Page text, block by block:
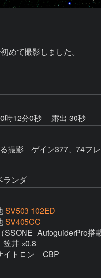
めて撮影しました。
時12分0秒
露出 30秒
撮影 ゲイン377、74フ
ランダ
SV503 102ED
SV405CC
SSONE_AutoguiderPro搭載
笠井 ×0.8
イトロン　CBP